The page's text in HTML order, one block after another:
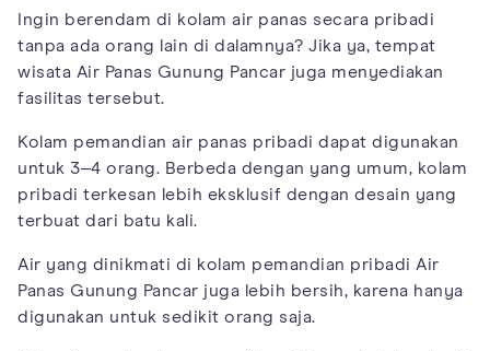
Ingin berendam di kolam air panas secara pribadi
tanpa ada orang lain di dalamnya? Jika ya, tempat
wisata Air Panas Gunung Pancar juga menyediakan
fasilitas tersebut.
Kolam pemandian air panas pribadi dapat digunakan
untuk 3‒4 orang. Berbeda dengan yang umum, kolam
pribadi terkesan lebih eksklusif dengan desain yang
terbuat dari batu kali.
Air yang dinikmati di kolam pemandian pribadi Air
Panas Gunung Pancar juga lebih bersih, karena hanya
digunakan untuk sedikit orang saja.